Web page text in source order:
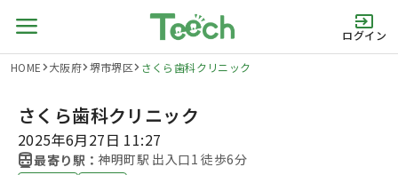
ログイン
HOME 大阪府 堺市堺区 さくら歯科クリニック
さくら歯科クリニック
2025年6月27日 11:27
最寄り駅：神明町駅 出入口1 徒歩6分